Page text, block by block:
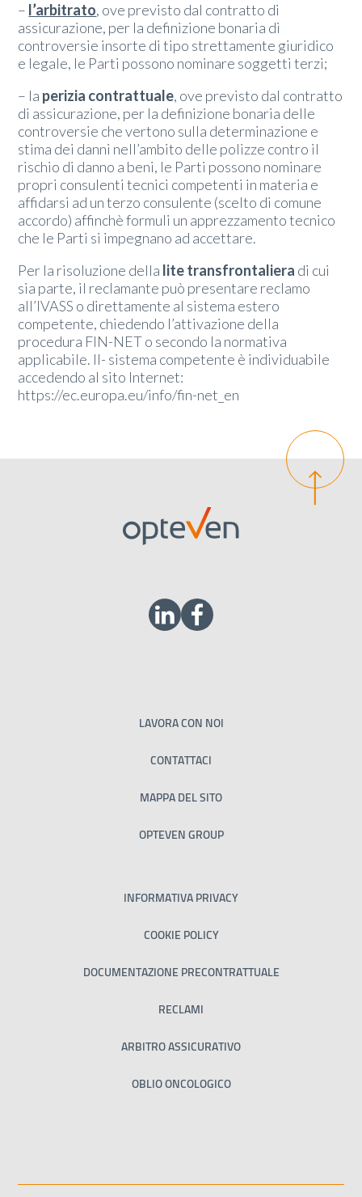
– l’arbitrato, ove previsto dal contratto di
assicurazione, per la definizione bonaria di
controversie insorte di tipo strettamente giuridico
e legale, le Parti possono nominare soggetti terzi;
– la perizia contrattuale, ove previsto dal contratto
di assicurazione, per la definizione bonaria delle
controversie che vertono sulla determinazione e
stima dei danni nell’ambito delle polizze contro il
rischio di danno a beni, le Parti possono nominare
propri consulenti tecnici competenti in materia e
affidarsi ad un terzo consulente (scelto di comune
accordo) affinchè formuli un apprezzamento tecnico
che le Parti si impegnano ad accettare.
Per la risoluzione della lite transfrontaliera di cui
sia parte, il reclamante può presentare reclamo
all’IVASS o direttamente al sistema estero
competente, chiedendo l’attivazione della
procedura FIN-NET o secondo la normativa
applicabile. Il- sistema competente è individuabile
accedendo al sito Internet:
https://ec.europa.eu/info/fin-net_en
LAVORA CON NOI
CONTATTACI
MAPPA DEL SITO
OPTEVEN GROUP
INFORMATIVA PRIVACY
COOKIE POLICY
DOCUMENTAZIONE PRECONTRATTUALE
RECLAMI
ARBITRO ASSICURATIVO
OBLIO ONCOLOGICO